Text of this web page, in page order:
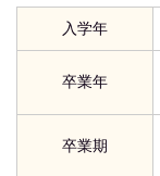
入学年
卒業年
卒業期